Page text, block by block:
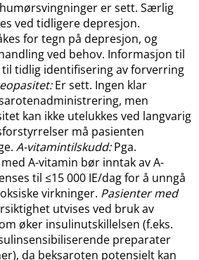
er sett. Særlig
ved tidligere depresjon.
for tegn på depresjon, og
ved behov. Informasjon til
tidlig identifisering av forverring
Er sett. Ingen klar
men
kan ikke utelukkes ved langvarig
må pasienten
A-vitamintilskudd:Pga.
A-vitamin bør inntak av A-
til ≤15 000 IE​/​dag for å unngå
virkninger. Pasienter med
utvises ved bruk av
øker insulinutskillelsen (f.eks.
preparater
da beksaroten potensielt kan